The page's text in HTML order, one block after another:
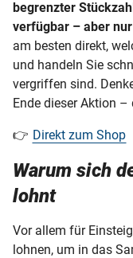
begrenzter
verfügbar – aber
am besten direkt,
und handeln Sie
vergriffen sind.
Ende dieser Aktion –
👉 Direkt zum Shop
Warum sich
lohnt
Vor allem für
lohnen, um in das